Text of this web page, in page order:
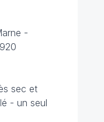
-
sec et
- un seul